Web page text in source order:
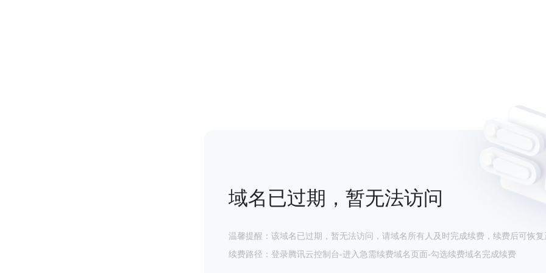
域名已过期，暂无法访问
温馨提醒：该域名已过期，暂无法访问，请域名所有人及时完成续费，续费后可恢复
续费路径：登录腾讯云控制台-进入急需续费域名页面-勾选续费域名完成续费